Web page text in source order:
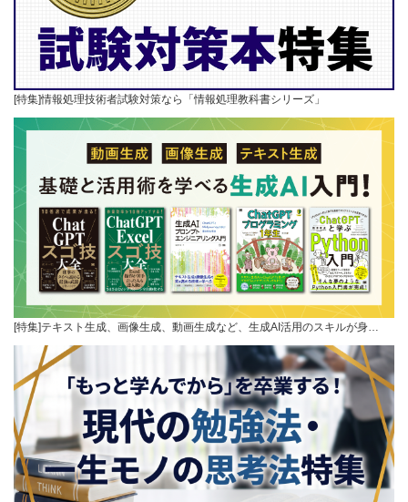
[特集]情報処理技術者試験対策なら「情報処理教科書シリーズ」
[特集]テキスト生成、画像生成、動画生成など、生成AI活用のスキルが身…